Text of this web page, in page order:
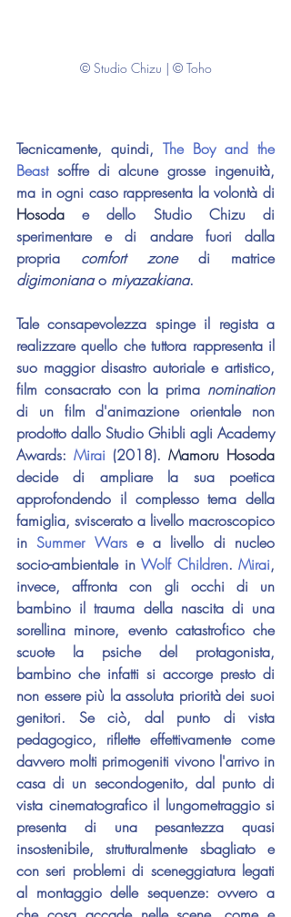
© Studio Chizu | © Toho
Tecnicamente, quindi, The Boy and the
Beast soffre di alcune grosse ingenuità,
Hosoda e dello Studio Chizu di
sperimentare e di andare fuori dalla
propria comfort zone
di matrice
digimoniana o miyazakiana.
Tale consapevolezza spinge il regista a
realizzare quello che tuttora rappresenta il
suo maggior disastro autoriale e artistico,
film consacrato con la prima
nomination
di un film d'animazione orientale non
prodotto dallo Studio Ghibli agli Academy
Awards: Mirai (2018). Mamoru Hosoda
decide di ampliare la sua poetica
approfondendo il complesso tema della
famiglia, sviscerato a livello macroscopico
in Summer Wars e a livello di nucleo
socio-ambientale in Wolf Children. Mirai,
invece, affronta con gli occhi di un
bambino il trauma della nascita di una
sorellina minore, evento catastrofico che
scuote la psiche del protagonista,
bambino che infatti si accorge presto di
non essere più la assoluta priorità dei suoi
genitori. Se ciò, dal punto di vista
pedagogico, riflette effettivamente come
davvero molti primogeniti vivono l'arrivo in
casa di un secondogenito, dal punto di
vista cinematografico il lungometraggio si
presenta di una pesantezza quasi
insostenibile, strutturalmente sbagliato e
con seri problemi di sceneggiatura legati
al montaggio delle sequenze: ovvero a